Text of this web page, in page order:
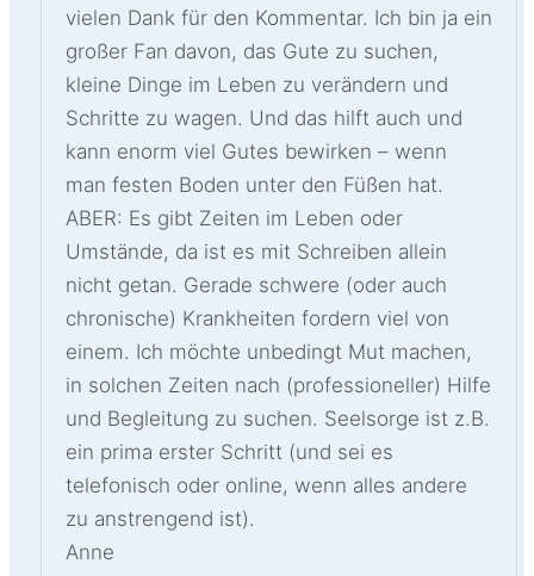
vielen Dank für den Kommentar. Ich bin ja ein
großer Fan davon, das Gute zu suchen,
kleine Dinge im Leben zu verändern und
Schritte zu wagen. Und das hilft auch und
kann enorm viel Gutes bewirken – wenn
man festen Boden unter den Füßen hat.
ABER: Es gibt Zeiten im Leben oder
Umstände, da ist es mit Schreiben allein
nicht getan. Gerade schwere (oder auch
chronische) Krankheiten fordern viel von
einem. Ich möchte unbedingt Mut machen,
in solchen Zeiten nach (professioneller) Hilfe
und Begleitung zu suchen. Seelsorge ist z.B.
ein prima erster Schritt (und sei es
telefonisch oder online, wenn alles andere
zu anstrengend ist).
Anne